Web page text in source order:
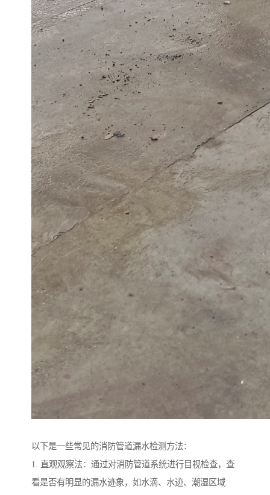
以下是一些常见的消防管道漏水检测方法：
1. 直观观察法：通过对消防管道系统进行目视检查，查
看是否有明显的漏水迹象，如水滴、水迹、潮湿区域